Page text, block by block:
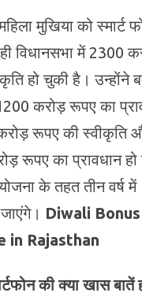
मुखिया को स्मार्ट
विधानसभा में 2300
हो चुकी है। उन्होंने
करोड़ रूपए का
रूपए की स्वीकृति
रूपए का प्रावधान हो
के तहत तीन वर्ष
Diwali
in Rajasthan
की क्या खास बातें